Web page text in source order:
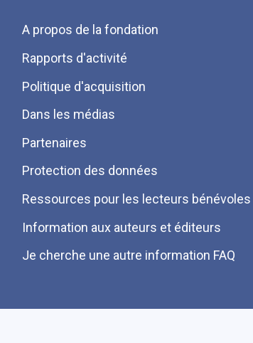
Menu
Pied
de
page
A propos de la fondation
Rapports d'activité
Politique d'acquisition
Dans les médias
Partenaires
Protection des données
Ressources pour les lecteurs bénévoles
Information aux auteurs et éditeurs
Je cherche une autre information FAQ